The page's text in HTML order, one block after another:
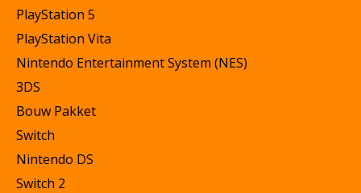
PlayStation 5
PlayStation Vita
Nintendo Entertainment System (NES)
3DS
Bouw Pakket
Switch
Nintendo DS
Switch 2